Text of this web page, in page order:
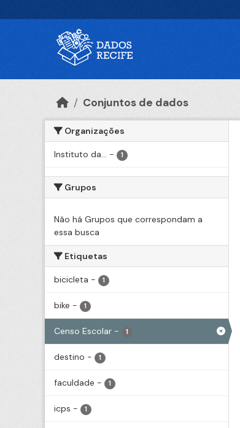
Conjuntos de dados
Organizações
Instituto da... - 1
Grupos
Não há Grupos que correspondam a
essa busca
Etiquetas
bicicleta - 1
bike - 1
Censo Escolar - 1
destino - 1
faculdade - 1
icps - 1